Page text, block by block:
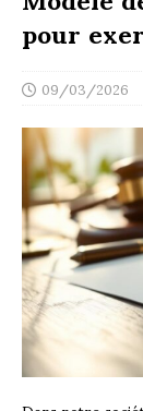
pour
09/03/2026